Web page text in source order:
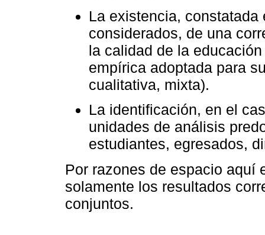
La existencia,
considerados, de una
la calidad de la
empírica adoptada para
cualitativa, mixta).
La identificación, en el
unidades de análisis
estudiantes, egresados,
Por razones de espacio aquí
solamente los resultados
conjuntos.